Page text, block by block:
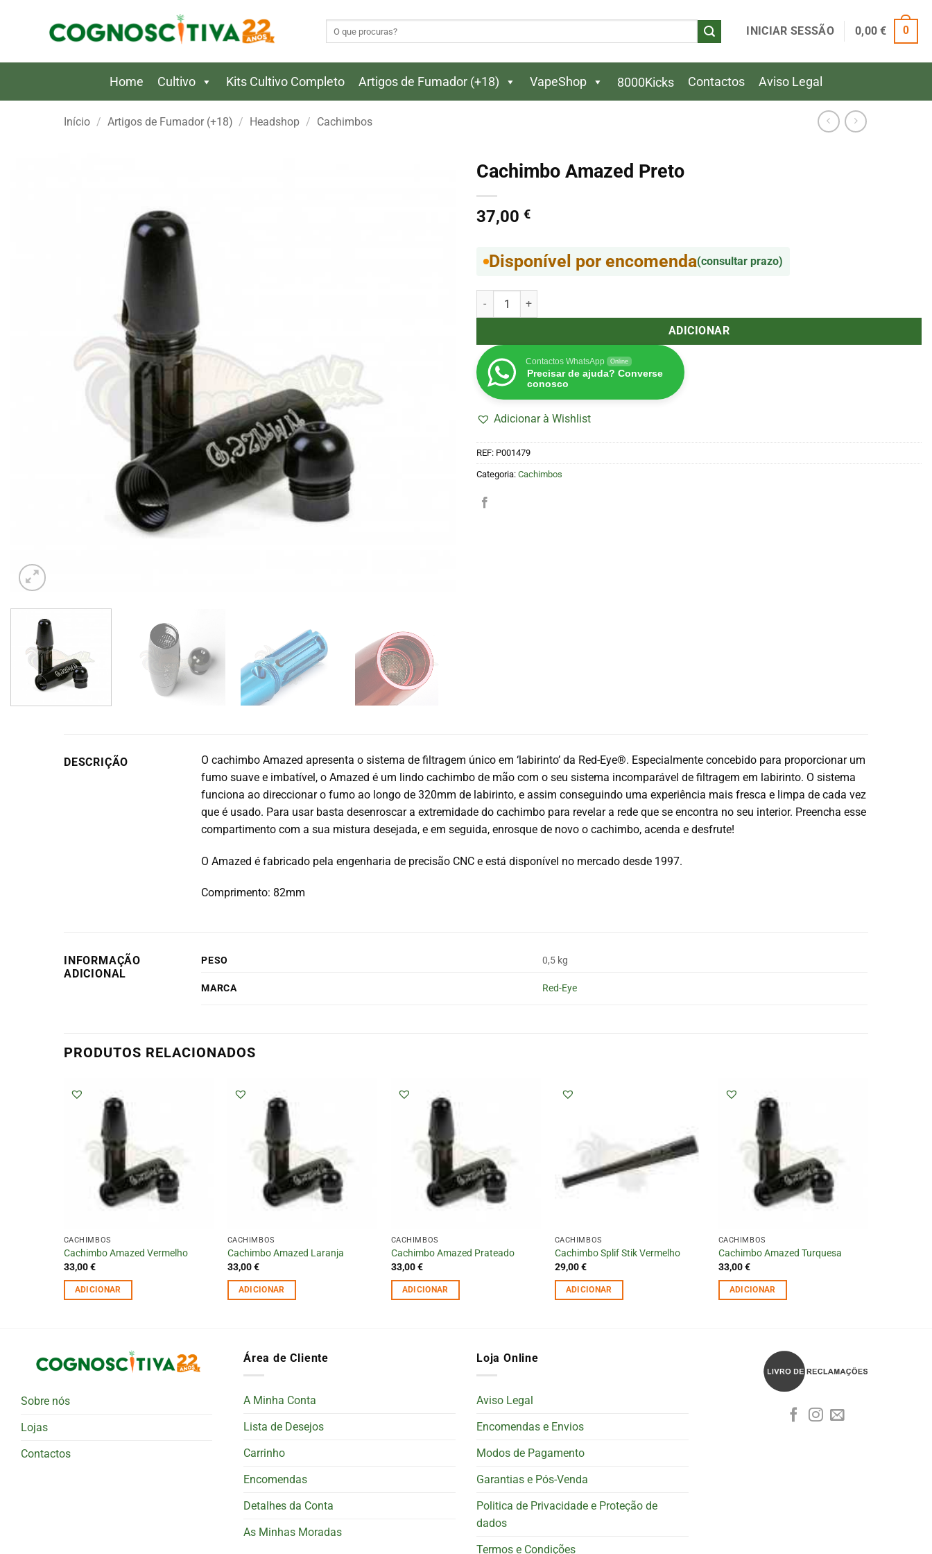
INICIAR SESSÃO 0,00€ 0
Home Cultivo Kits Cultivo Completo Artigos de Fumador (+18) VapeShop 8000Kicks Contactos Aviso Legal
Início / Artigos de Fumador (+18) / Headshop / Cachimbos
Cachimbo Amazed Preto
37,00 €
Disponível por encomenda(consultar prazo)
Quantidade de Cachimbo Amazed Preto
ADICIONAR
Contactos WhatsApp Online
Precisar de ajuda? Converse
conosco
Adicionar à Wishlist
REF: P001479
Categoria: Cachimbos
DESCRIÇÃO
O cachimbo Amazed apresenta o sistema de filtragem único em ‘labirinto’ da Red-Eye®. Especialmente concebido para proporcionar um
fumo suave e imbatível, o Amazed é um lindo cachimbo de mão com o seu sistema incomparável de filtragem em labirinto. O sistema
funciona ao direccionar o fumo ao longo de 320mm de labirinto, e assim conseguindo uma experiência mais fresca e limpa de cada vez
que é usado. Para usar basta desenroscar a extremidade do cachimbo para revelar a rede que se encontra no seu interior. Preencha esse
compartimento com a sua mistura desejada, e em seguida, enrosque de novo o cachimbo, acenda e desfrute!
O Amazed é fabricado pela engenharia de precisão CNC e está disponível no mercado desde 1997.
Comprimento: 82mm
INFORMAÇÃO
ADICIONAL
PESO 0,5 kg
MARCA Red-Eye
PRODUTOS RELACIONADOS
CACHIMBOS
Cachimbo Amazed Vermelho
33,00€
ADICIONAR
CACHIMBOS
Cachimbo Amazed Laranja
33,00€
ADICIONAR
CACHIMBOS
Cachimbo Amazed Prateado
33,00€
ADICIONAR
CACHIMBOS
Cachimbo Splif Stik Vermelho
29,00€
ADICIONAR
CACHIMBOS
Cachimbo Amazed Turquesa
33,00€
ADICIONAR
Sobre nós
Lojas
Contactos
Área de Cliente
A Minha Conta
Lista de Desejos
Carrinho
Encomendas
Detalhes da Conta
As Minhas Moradas
Loja Online
Aviso Legal
Encomendas e Envios
Modos de Pagamento
Garantias e Pós-Venda
Politica de Privacidade e Proteção de
dados
Termos e Condições